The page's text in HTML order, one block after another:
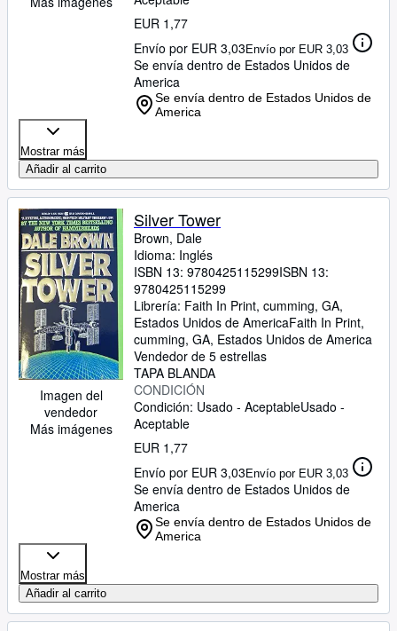
EUR 1,77
Envío por EUR 3,03Envío por EUR 3,03
Se envía dentro de Estados Unidos de
America
Se envía dentro de Estados Unidos de
America
Mostrar más
Añadir al carrito
Imagen del
vendedor
Más imágenes
Silver Tower
Brown, Dale
Idioma: Inglés
ISBN 13: 9780425115299ISBN 13:
9780425115299
Librería: Faith In Print, cumming, GA,
Estados Unidos de AmericaFaith In Print,
cumming, GA, Estados Unidos de America
Vendedor de 5 estrellas
TAPA BLANDA
CONDICIÓN
Condición: Usado - AceptableUsado -
Aceptable
EUR 1,77
Envío por EUR 3,03Envío por EUR 3,03
Se envía dentro de Estados Unidos de
America
Se envía dentro de Estados Unidos de
America
Mostrar más
Añadir al carrito